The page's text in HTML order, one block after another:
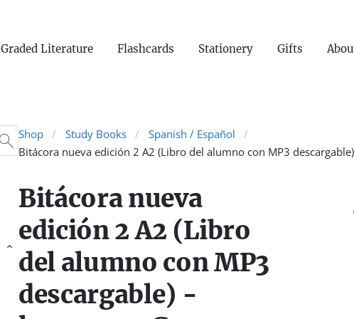
Graded Literature Flashcards Stationery Gifts
›
Shop Study Books
Spanish / Español
Bitácora nueva edición 2 A2 (Libro del alumno con MP3
Bitácora nueva
edición 2 A2 (Libro
del alumno con MP3
descargable) -